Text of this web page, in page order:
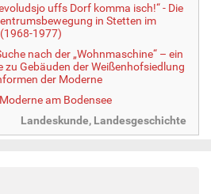
uffs Dorf komma isch!“ - Die
in Stetten im
1977)
nach der „Wohnmaschine“ – ein
zu Gebäuden der Weißenhofsiedlung
der Moderne
am Bodensee
Landeskunde, Landesgeschichte